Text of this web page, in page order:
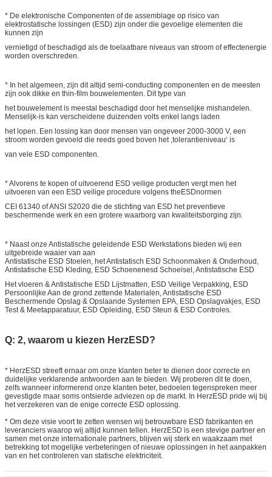
* De elektronische Componenten of de assemblage op risico van
elektrostatische lossingen (ESD) zijn onder die gevoelige elementen die
kunnen zijn
vernietigd of beschadigd als de toelaatbare niveaus van stroom of effectenergie
worden overschreden.
* In het algemeen, zijn dit altijd semi-conducting componenten en de meesten
zijn ook dikke en thin-film bouwelementen. Dit type van
het bouwelement is meestal beschadigd door het menselijke mishandelen.
Menselijk-is kan verscheidene duizenden volts enkel langs laden
het lopen. Een lossing kan door mensen van ongeveer 2000-3000 V, een
stroom worden gevoeld die reeds goed boven het ‚tolerantieniveau‘ is
van vele ESD componenten.
* Alvorens te kopen of uitvoerend ESD veilige producten vergt men het
uitvoeren van een ESD veilige procedure volgens theESDnormen
CEI 61340 of ANSI S2020 die de stichting van ESD het preventieve
beschermende werk en een grotere waarborg van kwaliteitsborging zijn.
* Naast onze Antistatische geleidende ESD Werkstations bieden wij een
uitgebreide waaier van aan
Antistatische ESD Stoelen, het Antistatisch ESD Schoonmaken & Onderhoud,
Antistatische ESD Kleding, ESD Schoenenesd Schoeisel, Antistatische ESD
Het vloeren & Antistatische ESD Lijstmatten, ESD Veilige Verpakking, ESD
Persoonlijke Aan de grond zettende Materialen, Antistatische ESD
Beschermende Opslag & Opslaande Systemen EPA, ESD Opslagvakjes, ESD
Test & Meetapparatuur, ESD Opleiding, ESD Steun & ESD Controles.
Q: 2, waarom u kiezen HerzESD?
* HerzESD streeft ernaar om onze klanten beter te dienen door correcte en
duidelijke verklarende antwoorden aan te bieden. Wij proberen dit te doen,
zelfs wanneer informerend onze klanten beter, bedoelen tegenspreken meer
gevestigde maar soms ontsierde adviezen op de markt. In HerzESD pride wij bij
het verzekeren van de enige correcte ESD oplossing.
* Om deze visie voort te zetten wensen wij betrouwbare ESD fabrikanten en
leveranciers waarop wij altijd kunnen tellen. HerzESD is een stevige partner en
samen met onze internationale partners, blijven wij sterk en waakzaam met
betrekking tot mogelijke verbeteringen of nieuwe oplossingen in het aanpakken
van en het controleren van statische elektriciteit.